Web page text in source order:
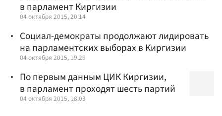
в парламент Киргизии
04 октября 2015, 20:14
Социал-демократы продолжают лидировать
на парламентских выборах в Киргизии
04 октября 2015, 19:29
По первым данным ЦИК Киргизии,
в парламент проходят шесть партий
04 октября 2015, 18:03